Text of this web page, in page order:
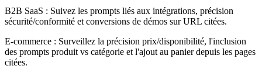
B2B SaaS : Suivez les prompts liés aux intégrations, précision
sécurité/conformité et conversions de démos sur URL citées.
E-commerce : Surveillez la précision prix/disponibilité, l'inclusion
des prompts produit vs catégorie et l'ajout au panier depuis les pages
citées.